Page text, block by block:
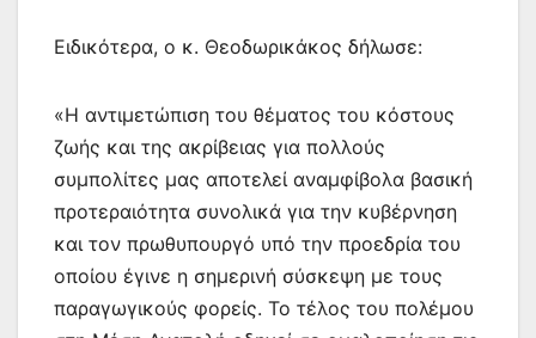
Ειδικότερα, ο κ. Θεοδωρικάκος δήλωσε:
«Η αντιμετώπιση του θέματος του κόστους
ζωής και της ακρίβειας για πολλούς
συμπολίτες μας αποτελεί αναμφίβολα βασική
προτεραιότητα συνολικά για την κυβέρνηση
και τον πρωθυπουργό υπό την προεδρία του
οποίου έγινε η σημερινή σύσκεψη με τους
παραγωγικούς φορείς. Το τέλος του πολέμου